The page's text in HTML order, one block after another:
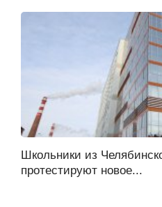
Школьники из
протестируют новое...